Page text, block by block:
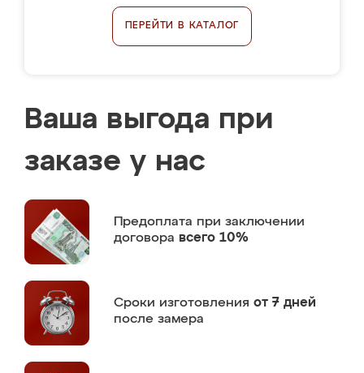
ПЕРЕЙТИ В КАТАЛОГ
Ваша выгода при
заказе у нас
Предоплата при заключении
договора всего 10%
Сроки изготовления от 7 дней
после замера